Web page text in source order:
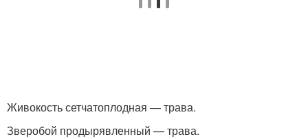
Живокость сетчатоплодная — трава.
Зверобой продырявленный — трава.